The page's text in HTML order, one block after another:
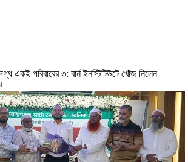
একই পরিবারের ৩: বার্ন ইনস্টিটিউটে খোঁজ নিলেন